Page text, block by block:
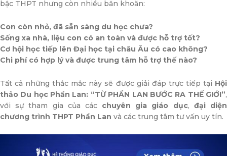
bậc THPT nhưng còn nhiều băn khoăn:
Con còn nhỏ, đã sẵn sàng du học chưa?
Sống xa nhà, liệu con có an toàn và được hỗ trợ tốt?
Cơ hội học tiếp lên Đại học tại châu Âu có cao không?
Chi phí có hợp lý và được trung tâm hỗ trợ thế nào?
Tất cả những thắc mắc này sẽ được giải đáp trực tiếp tại Hội
thảo Du học Phần Lan: “TỪ PHẦN LAN BƯỚC RA THẾ GIỚI”,
với sự tham gia của các chuyên gia giáo dục, đại diện
chương trình THPT Phần Lan và các trung tâm tư vấn uy tín.